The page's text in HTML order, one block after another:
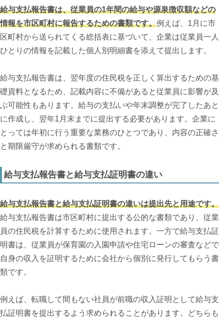
給与支払報告書は、従業員の1年間の給与や源泉徴収額などの
情報を市区町村に報告するための書類です。例えば、1月に市
区町村から送られてくる総括表に基づいて、企業は従業員一人
ひとりの情報を記載した個人別明細書を添えて提出します。
給与支払報告書は、翌年度の住民税を正しく算出するための基
礎資料となるため、記載内容に不備があると従業員に影響が及
ぶ可能性もあります。給与の支払いや年末調整が完了したあと
に作成し、翌年1月末までに提出する必要があります。企業に
とっては年初に行う重要な業務のひとつであり、内容の正確さ
と期限厳守が求められる書類です。
給与支払報告書と給与支払証明書の違い
給与支払報告書と給与支払証明書の違いは提出先と用途です。
給与支払報告書は市区町村に提出する公的な書類であり、従業
員の住民税を計算するために使用されます。一方で給与支払証
明書は、従業員が保育園の入園申請や住宅ローンの審査などで
自身の収入を証明するために会社から個別に発行してもらう書
類です。
例えば、転職して間もない社員が前職の収入証明として給与支
払証明書を提出するよう求められることがあります。どちらも